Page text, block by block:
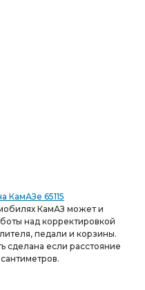
КамАЗе 65115
КамАЗ может и
над корректировкой
педали и корзины.
сделана если расстояние